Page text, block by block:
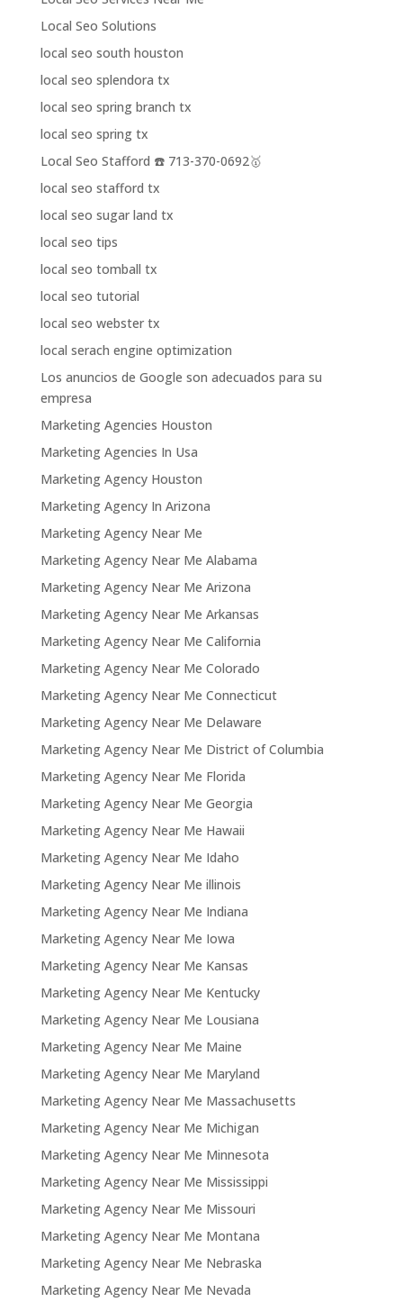
Local Seo Solutions
local seo south houston
local seo splendora tx
local seo spring branch tx
local seo spring tx
Local Seo Stafford ☎️ 713-370-0692🥇
local seo stafford tx
local seo sugar land tx
local seo tips
local seo tomball tx
local seo tutorial
local seo webster tx
local serach engine optimization
Los anuncios de Google son adecuados para su
empresa
Marketing Agencies Houston
Marketing Agencies In Usa
Marketing Agency Houston
Marketing Agency In Arizona
Marketing Agency Near Me
Marketing Agency Near Me Alabama
Marketing Agency Near Me Arizona
Marketing Agency Near Me Arkansas
Marketing Agency Near Me California
Marketing Agency Near Me Colorado
Marketing Agency Near Me Connecticut
Marketing Agency Near Me Delaware
Marketing Agency Near Me District of Columbia
Marketing Agency Near Me Florida
Marketing Agency Near Me Georgia
Marketing Agency Near Me Hawaii
Marketing Agency Near Me Idaho
Marketing Agency Near Me illinois
Marketing Agency Near Me Indiana
Marketing Agency Near Me Iowa
Marketing Agency Near Me Kansas
Marketing Agency Near Me Kentucky
Marketing Agency Near Me Lousiana
Marketing Agency Near Me Maine
Marketing Agency Near Me Maryland
Marketing Agency Near Me Massachusetts
Marketing Agency Near Me Michigan
Marketing Agency Near Me Minnesota
Marketing Agency Near Me Mississippi
Marketing Agency Near Me Missouri
Marketing Agency Near Me Montana
Marketing Agency Near Me Nebraska
Marketing Agency Near Me Nevada